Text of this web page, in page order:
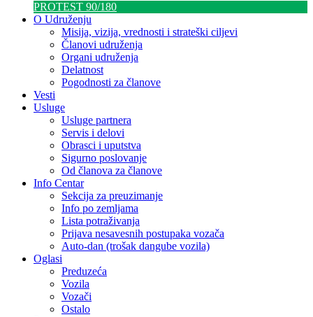
PROTEST 90/180
O Udruženju
Misija, vizija, vrednosti i strateški ciljevi
Članovi udruženja
Organi udruženja
Delatnost
Pogodnosti za članove
Vesti
Usluge
Usluge partnera
Servis i delovi
Obrasci i uputstva
Sigurno poslovanje
Od članova za članove
Info Centar
Sekcija za preuzimanje
Info po zemljama
Lista potraživanja
Prijava nesavesnih postupaka vozača
Auto-dan (trošak dangube vozila)
Oglasi
Preduzeća
Vozila
Vozači
Ostalo